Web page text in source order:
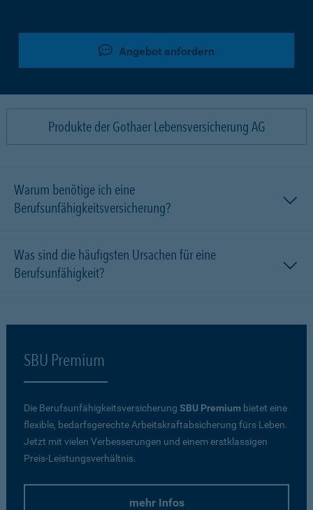
Angebot anfordern
Produkte der Gothaer Lebensversicherung AG
Warum benötige ich eine
Berufsunfähigkeitsversicherung?
Was sind die häufigsten Ursachen für eine
Berufsunfähigkeit?
SBU Premium
Die Berufsunfähigkeitsversicherung SBU Premium bietet eine
flexible, bedarfsgerechte Arbeitskraftabsicherung fürs Leben.
Jetzt mit vielen Verbesserungen und einem erstklassigen
Preis-Leistungsverhältnis.
mehr Infos